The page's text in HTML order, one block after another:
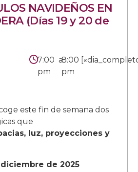
NAVIDEÑOS EN
(Días 19 y 20 de
7:00
pm
a8:00
pm
este fin de semana dos
que
luz, proyecciones y
de 2025